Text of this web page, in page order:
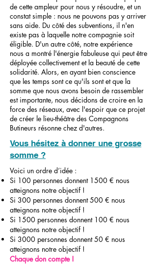
de cette ampleur pour nous y résoudre, et un
constat simple : nous ne pouvons pas y arriver
sans aide. Du côté des subventions, il n'en
existe pas à laquelle notre compagnie soit
éligible. D'un autre côté, notre expérience
nous a montré l'énergie fabuleuse qui peut être
déployée collectivement et la beauté de cette
solidarité. Alors, en ayant bien conscience
que les temps sont ce qu'ils sont et que la
somme que nous avons besoin de rassembler
est importante, nous décidons de croire en la
force des réseaux, avec l'espoir que ce projet
de créer le lieu-théâtre des Compagnons
Butineurs résonne chez d'autres.
Vous hésitez à donner une grosse
somme ?
Voici un ordre d’idée :
Si 100 personnes donnent 1500 € nous
atteignons notre objectif !
Si 300 personnes donnent 500 € nous
atteignons notre objectif !
Si 1500 personnes donnent 100 € nous
atteignons notre objectif !
Si 3000 personnes donnent 50 € nous
atteignons notre objectif !
Chaque don compte !